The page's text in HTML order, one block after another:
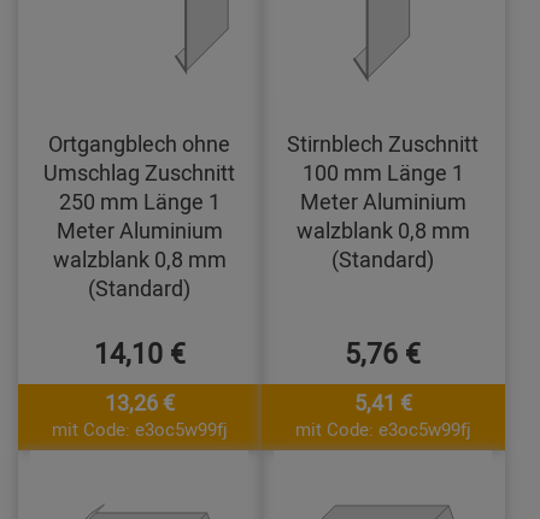
Ortgangblech ohne
Umschlag Zuschnitt
250 mm Länge 1
Meter Aluminium
walzblank 0,8 mm
(Standard)
14,10 €
13,26 €
mit Code: e3oc5w99fj
Stirnblech Zuschnitt
100 mm Länge 1
Meter Aluminium
walzblank 0,8 mm
(Standard)
5,76 €
5,41 €
mit Code: e3oc5w99fj